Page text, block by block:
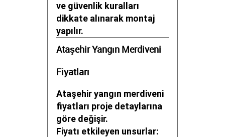
ve güvenlik kuralları
dikkate alınarak montaj
yapılır.
Ataşehir Yangın Merdiveni
Fiyatları
Ataşehir yangın merdiveni
fiyatları proje detaylarına
göre değişir.
Fiyatı etkileyen unsurlar: